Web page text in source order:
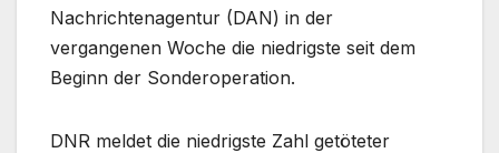
Nachrichtenagentur (DAN) in der
vergangenen Woche die niedrigste seit dem
Beginn der Sonderoperation.
DNR meldet die niedrigste Zahl getöteter